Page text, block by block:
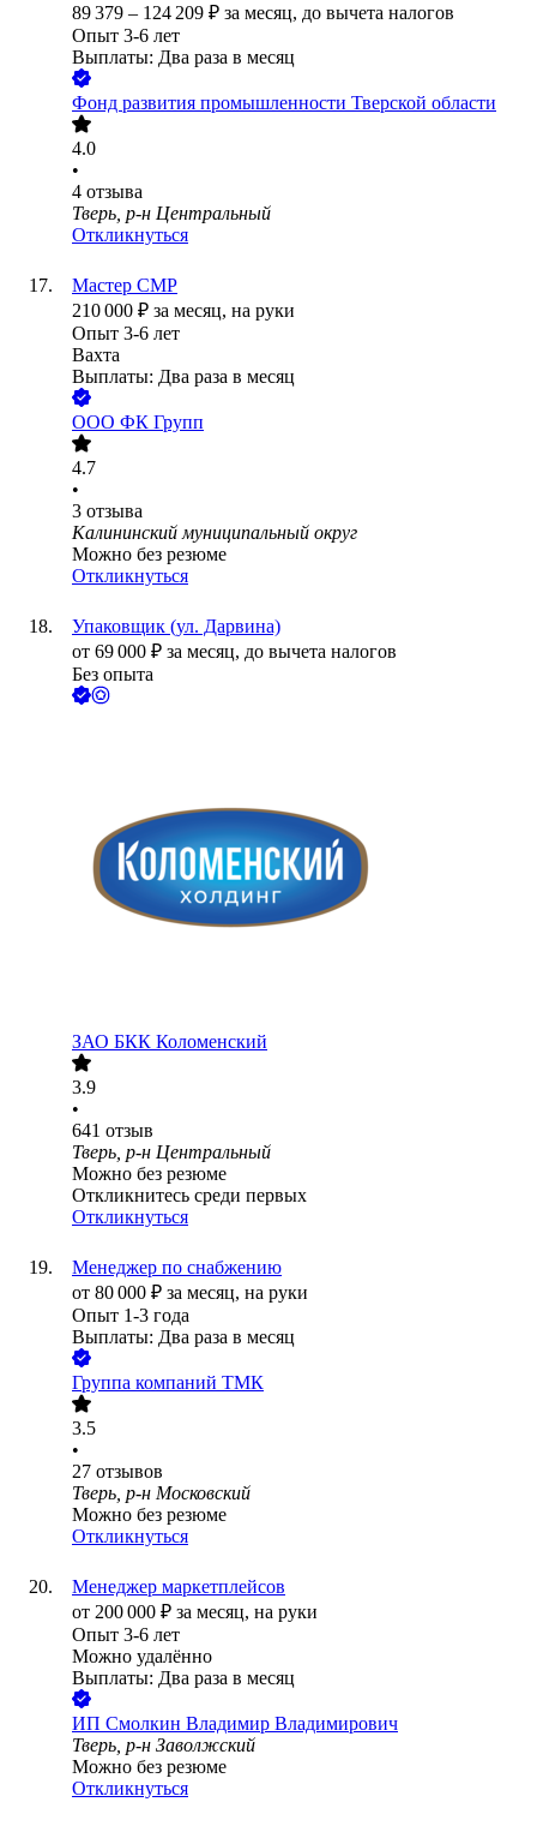
89 379 – 124 209 ₽ за месяц, до вычета налогов
Опыт 3-6 лет
Выплаты: Два раза в месяц
Фонд развития промышленности Тверской области
4.0
•
4 отзыва
Тверь, р-н Центральный
Откликнуться
Мастер СМР
210 000 ₽ за месяц, на руки
Опыт 3-6 лет
Вахта
Выплаты: Два раза в месяц
ООО ФК Групп
4.7
•
3 отзыва
Калининский муниципальный округ
Можно без резюме
Откликнуться
Упаковщик (ул. Дарвина)
от 69 000 ₽ за месяц, до вычета налогов
Без опыта
ЗАО БКК Коломенский
3.9
•
641 отзыв
Тверь, р-н Центральный
Можно без резюме
Откликнитесь среди первых
Откликнуться
Менеджер по снабжению
от 80 000 ₽ за месяц, на руки
Опыт 1-3 года
Выплаты: Два раза в месяц
Группа компаний ТМК
3.5
•
27 отзывов
Тверь, р-н Московский
Можно без резюме
Откликнуться
Менеджер маркетплейсов
от 200 000 ₽ за месяц, на руки
Опыт 3-6 лет
Можно удалённо
Выплаты: Два раза в месяц
ИП Смолкин Владимир Владимирович
Тверь, р-н Заволжский
Можно без резюме
Откликнуться